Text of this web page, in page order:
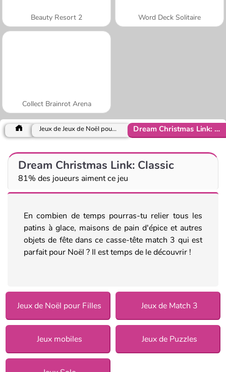
Beauty Resort 2 Word Deck Solitaire
Collect Brainrot Arena
Jeux de Jeux de Noël pour Filles Dream Christmas Link: Classic
Dream Christmas Link: Classic
81% des joueurs aiment ce jeu
En combien de temps pourras-tu relier tous les
patins à glace, maisons de pain d'épice et autres
objets de fête dans ce casse-tête match 3 qui est
parfait pour Noël ? Il est temps de le découvrir !
Jeux de Noël pour Filles Jeux de Match 3
Jeux mobiles Jeux de Puzzles